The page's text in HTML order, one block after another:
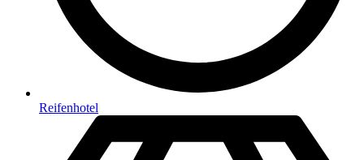
Reifenhotel